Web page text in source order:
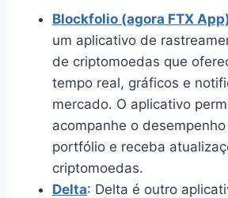
Blockfolio (agora FTX
um aplicativo de
de criptomoedas que
tempo real, gráficos e
mercado. O aplicativo
acompanhe o
portfólio e receba
criptomoedas.
Delta: Delta é outro